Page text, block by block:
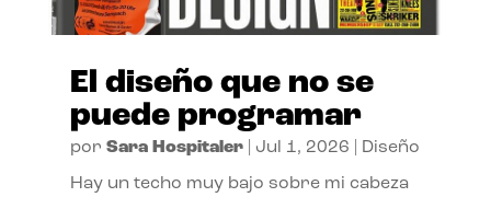
El diseño que no se
puede programar
por Sara Hospitaler| Jul 1, 2026 Diseño
Hay un techo muy bajo sobre mi cabeza